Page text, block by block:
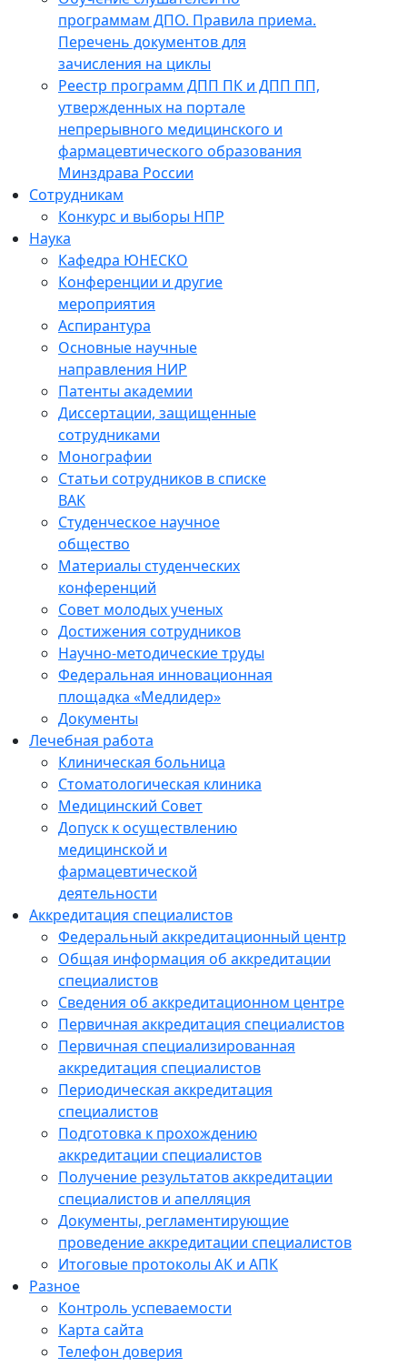
программам ДПО. Правила приема.
Перечень документов для
зачисления на циклы
Реестр программ ДПП ПК и ДПП ПП,
утвержденных на портале
непрерывного медицинского и
фармацевтического образования
Минздрава России
Сотрудникам
Конкурс и выборы НПР
Наука
Кафедра ЮНЕСКО
Конференции и другие
мероприятия
Аспирантура
Основные научные
направления НИР
Патенты академии
Диссертации, защищенные
сотрудниками
Монографии
Статьи сотрудников в списке
ВАК
Студенческое научное
общество
Материалы студенческих
конференций
Совет молодых ученых
Достижения сотрудников
Научно-методические труды
Федеральная инновационная
площадка «Медлидер»
Документы
Лечебная работа
Клиническая больница
Стоматологическая клиника
Медицинский Совет
Допуск к осуществлению
медицинской и
фармацевтической
деятельности
Аккредитация специалистов
Федеральный аккредитационный центр
Общая информация об аккредитации
специалистов
Сведения об аккредитационном центре
Первичная аккредитация специалистов
Первичная специализированная
аккредитация специалистов
Периодическая аккредитация
специалистов
Подготовка к прохождению
аккредитации специалистов
Получение результатов аккредитации
специалистов и апелляция
Документы, регламентирующие
проведение аккредитации специалистов
Итоговые протоколы АК и АПК
Разное
Контроль успеваемости
Карта сайта
Телефон доверия